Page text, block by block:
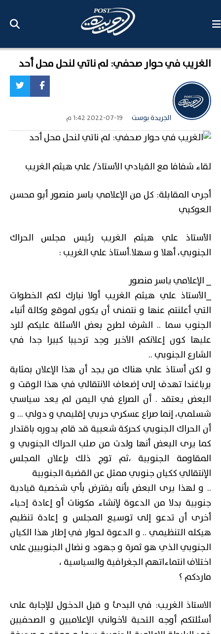
الغريب في حوار صحفي: لم ناتي لنحل محل أحد
الجريدة بوست 2022-07-19 1:42 م
لقاء شفافا مع القيادي الأستاذ/ علي هيثم الغريب
أجرى المقابلة: كل من الإعلامي ياسر منصور أبو محسن
العوكبي
الأستاذ علي هيثم الغريب رئيس مجلس الحراك
الجنوبي، أهلا و سهلا.أستاذ علي الغريب :
_ الإعلامي ياسر منصور
_الأستاذ علي هيثم الغريب أولا نبارك لكم الخطوات
التي أعلنتم عنها و نتمنى أن يكون لموقع وكالة أنباء
الجنوب سما .. الشرف لطرح بعض الأسئلة عليكم للرد
عليها كون إعلانكم الأخير وجد ترحيبا كبيرا جدا في
الشارع الجنوبي ..
و لكن أستاذ علي هناك من يجد أن هذا الإعلان بمثابة
برباغندا تهدف إلى إضعاف الانتقالي في هذا الوقت و
البعض يعتقد . أن الصراع في اليمن لم يعد سياسي
شسلمي، إنما صراع عسكري حربي إقليمي و دولي … و
أن الحراك الجنوبي كحركة شعبية قد قام بدوره باقتدار
كما يرى البعض أنها ولدت من صلب الحراك الجنوبي و
المقاومة الجنوبية ،ثم توج ذلك بإعلان المجلس
الإنتقالي ككيان جنوبي ممثل عن القضية الجنوبية
.. و لهذا يرى البعض بأنه يفترض بأي شخصية قيادية
جنوبية بدلا من الدعوة لإنشاء مكونات أو إعادة إحياء
أخرى أن تدعو إلى توسيع المجلس و إعادة تنظيم
هيكله التنظيمي .. و الدعوة لحوار في إطار هذا الكيان
الجنوبي الذي هو ثمرة و جهود و نضال الجنوبيين على
اختلاف انتماءاتهم الجغرافية والسياسية ،
ماردكم ؟
الاستاذ الغريب: في البدئ و قبل الدخول للإجابة على
أسئلتكم أوجه التحية لأخواني الإعلاميين و الصحفيين